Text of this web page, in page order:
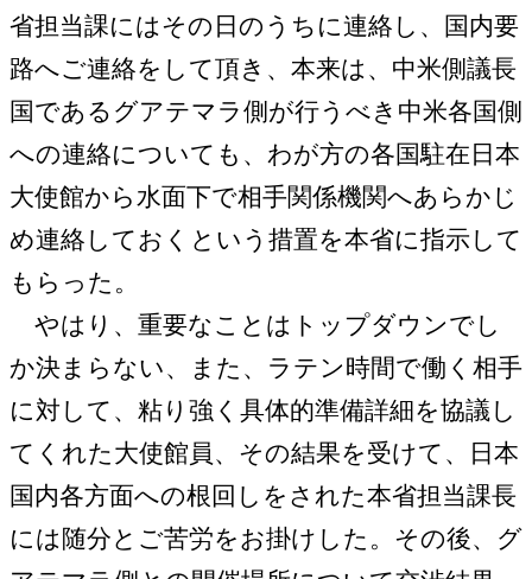
省担当課にはその日のうちに連絡し、国内要
路へご連絡をして頂き、本来は、中米側議長
国であるグアテマラ側が行うべき中米各国側
への連絡についても、わが方の各国駐在日本
大使館から水面下で相手関係機関へあらかじ
め連絡しておくという措置を本省に指示して
もらった。
やはり、重要なことはトップダウンでし
か決まらない、また、ラテン時間で働く相手
に対して、粘り強く具体的準備詳細を協議し
てくれた大使館員、その結果を受けて、日本
国内各方面への根回しをされた本省担当課長
には随分とご苦労をお掛けした。その後、グ